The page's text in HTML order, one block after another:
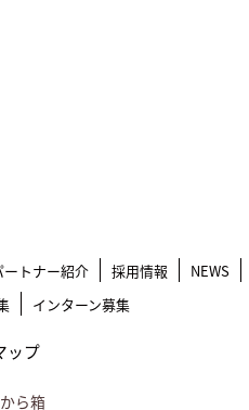
ートナー紹介 採用情報
NEWS
インターン募集
ップ
ら箱